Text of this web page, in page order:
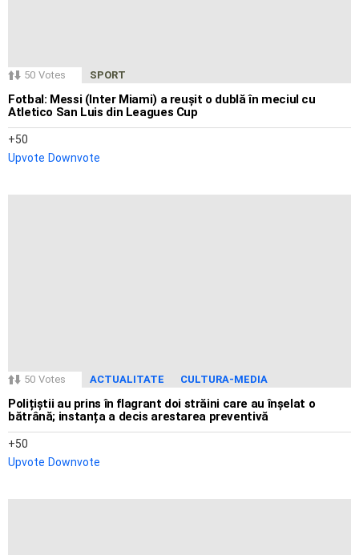
50 Votes SPORT
Fotbal: Messi (Inter Miami) a reușit o dublă în meciul cu
Atletico San Luis din Leagues Cup
50
Upvote Downvote
50 Votes ACTUALITATE CULTURA-MEDIA
Polițiștii au prins în flagrant doi străini care au înșelat o
bătrână; instanța a decis arestarea preventivă
50
Upvote Downvote